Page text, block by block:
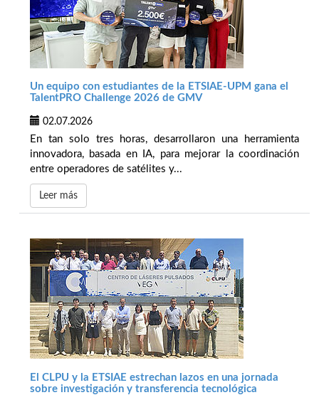
Un equipo con estudiantes de la ETSIAE-UPM gana el
TalentPRO Challenge 2026 de GMV
02.07.2026
En tan solo tres horas, desarrollaron una herramienta
innovadora, basada en IA, para mejorar la coordinación
entre operadores de satélites y...
Leer más
El CLPU y la ETSIAE estrechan lazos en una jornada
sobre investigación y transferencia tecnológica